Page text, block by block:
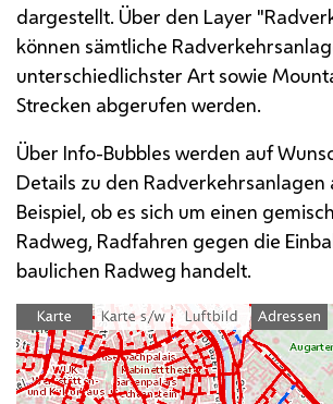
dargestellt. Über den Layer
können sämtliche
unterschiedlichster Art sowie
Strecken abgerufen werden.
Über Info-Bubbles werden auf
Details zu den Radverkehrsanlagen
Beispiel, ob es sich um einen
Radweg, Radfahren gegen die
baulichen Radweg handelt.